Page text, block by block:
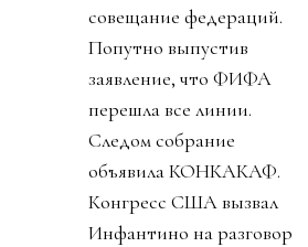
совещание федераций.
Попутно выпустив
заявление, что ФИФА
перешла все линии.
Следом собрание
объявила КОНКАКАФ.
Конгресс США вызвал
Инфантино на разговор